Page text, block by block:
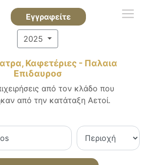
Εγγραφείτε
2025
Καφετέριες - Παλαια
Επιδαυροσ
από τον κλάδο που
από την κατάταξη Αετοί.